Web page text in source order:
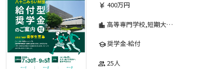
currency_yen 400万円
location_city 高等専門学校,短期大学,専修学校,大学
school奨学金-給付
group 25人